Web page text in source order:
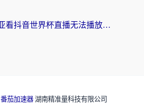
在澳大利亚看抖音世界杯直播无法播放？海外党体育观赛终极指南来了！
番茄加速器 湖南精准量科技有限公司